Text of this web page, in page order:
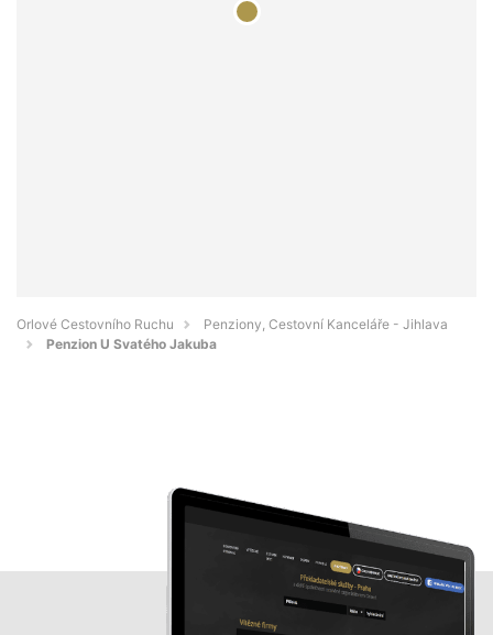
Orlové Cestovního Ruchu
Penziony, Cestovní Kanceláře - Jihlava
Penzion U Svatého Jakuba